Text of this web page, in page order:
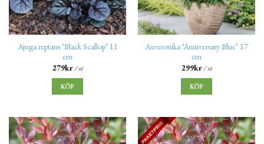
Ajuga reptans ‘Black Scallop’ 11
cm
279kr/ st
KÖP
Axveronika ‘Anniversary Blue’ 17
cm
299kr/ st
KÖP